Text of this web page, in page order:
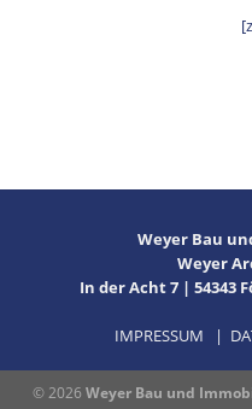
Weyer Bau
Weyer
In der Acht 7 | 54343
IMPRESSUM |
© 2026 Weyer Bau und